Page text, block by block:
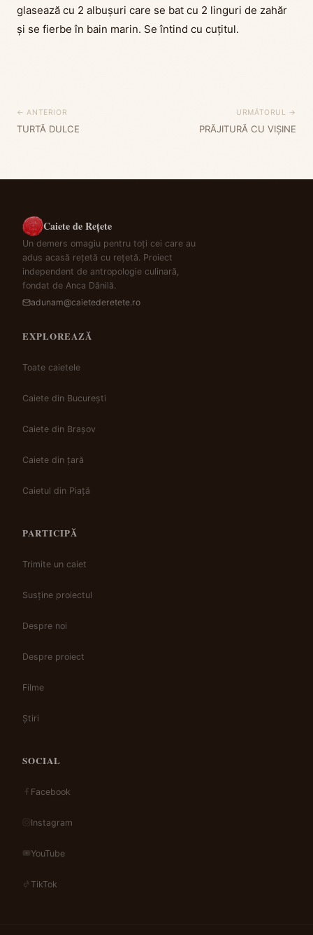
glasează cu 2 albușuri care se bat cu 2 linguri de zahăr
și se fierbe în bain marin. Se întind cu cuțitul.
← ANTERIOR
TURTĂ DULCE
URMĂTORUL →
PRĂJITURĂ CU VIȘINE
Caiete de Rețete
Un demers omagiu pentru toți cei care au
adus acasă rețetă cu rețetă. Proiect
independent de antropologie culinară,
fondat de Anca Dănilă.
adunam@caietederetete.ro
EXPLOREAZĂ
Toate caietele
Caiete din București
Caiete din Brașov
Caiete din țară
Caietul din Piață
PARTICIPĂ
Trimite un caiet
Susține proiectul
Despre noi
Despre proiect
Filme
Știri
SOCIAL
Facebook
Instagram
YouTube
TikTok